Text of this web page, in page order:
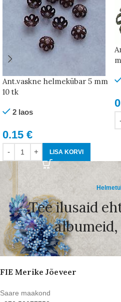
Ant.vaskne helmekübar 5 mm
10 tk
2 laos
0.15 €
LISA KORVI
Tee ilusaid
FIE Merike Jõeveer
Saare maakond